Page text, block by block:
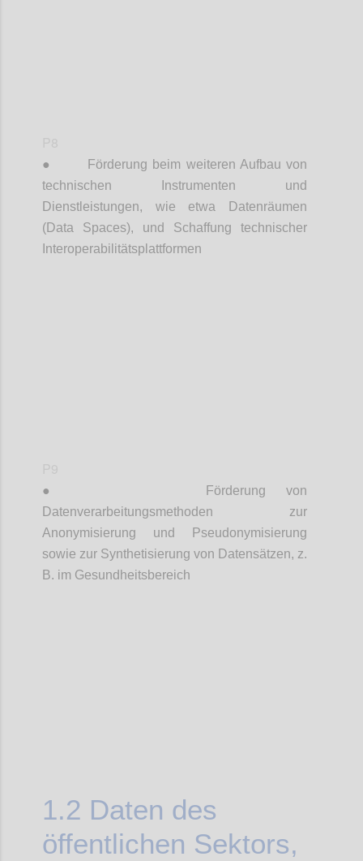
●
Förderung beim weiteren Aufbau von
technischen Instrumenten und
Dienstleistungen, wie etwa Datenräumen
(Data Spaces), und Schaffung technischer
Interoperabilitätsplattformen
●
Förderung von
Datenverarbeitungsmethoden zur
Anonymisierung und Pseudonymisierung
sowie zur Synthetisierung von Datensätzen, z.
B. im Gesundheitsbereich
1.2 Daten des
öffentlichen Sektors,